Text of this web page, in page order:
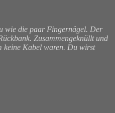
wie die paar Fingernägel. Der
Zusammengeknüllt und
keine Kabel waren. Du wirst